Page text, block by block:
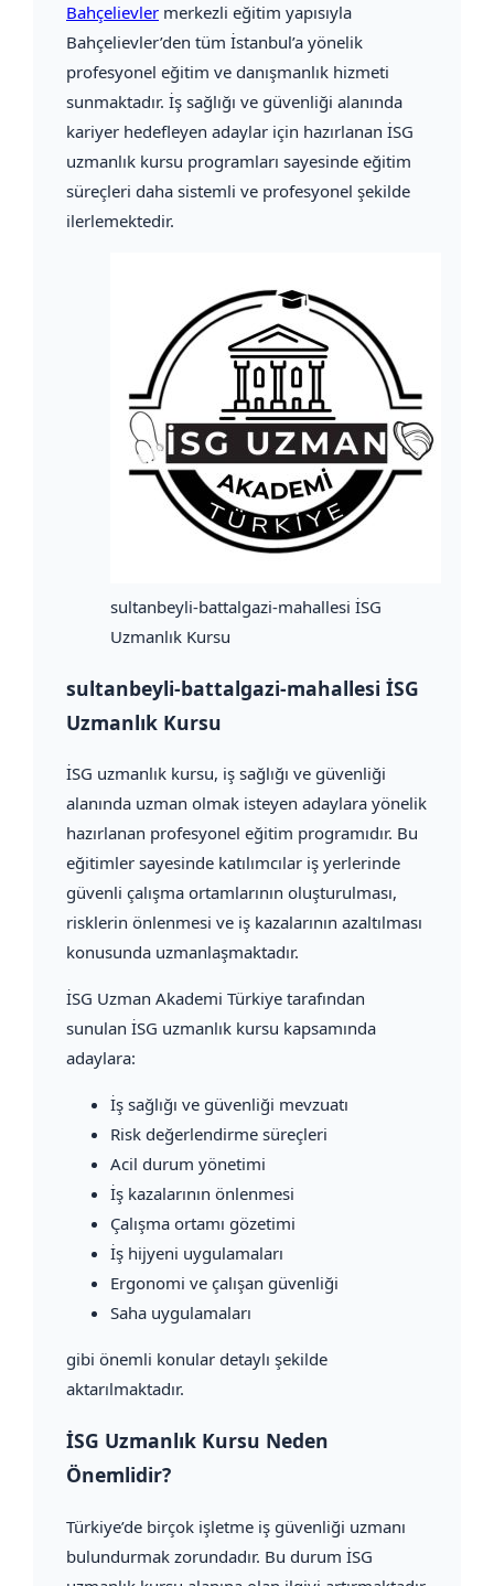
Bahçelievler merkezli eğitim yapısıyla
Bahçelievler’den tüm İstanbul’a yönelik
profesyonel eğitim ve danışmanlık hizmeti
sunmaktadır. İş sağlığı ve güvenliği alanında
kariyer hedefleyen adaylar için hazırlanan İSG
uzmanlık kursu programları sayesinde eğitim
süreçleri daha sistemli ve profesyonel şekilde
ilerlemektedir.
sultanbeyli-battalgazi-mahallesi İSG
Uzmanlık Kursu
sultanbeyli-battalgazi-mahallesi İSG
Uzmanlık Kursu
İSG uzmanlık kursu, iş sağlığı ve güvenliği
alanında uzman olmak isteyen adaylara yönelik
hazırlanan profesyonel eğitim programıdır. Bu
eğitimler sayesinde katılımcılar iş yerlerinde
güvenli çalışma ortamlarının oluşturulması,
risklerin önlenmesi ve iş kazalarının azaltılması
konusunda uzmanlaşmaktadır.
İSG Uzman Akademi Türkiye tarafından
sunulan İSG uzmanlık kursu kapsamında
adaylara:
İş sağlığı ve güvenliği mevzuatı
Risk değerlendirme süreçleri
Acil durum yönetimi
İş kazalarının önlenmesi
Çalışma ortamı gözetimi
İş hijyeni uygulamaları
Ergonomi ve çalışan güvenliği
Saha uygulamaları
gibi önemli konular detaylı şekilde
aktarılmaktadır.
İSG Uzmanlık Kursu Neden
Önemlidir?
Türkiye’de birçok işletme iş güvenliği uzmanı
bulundurmak zorundadır. Bu durum İSG